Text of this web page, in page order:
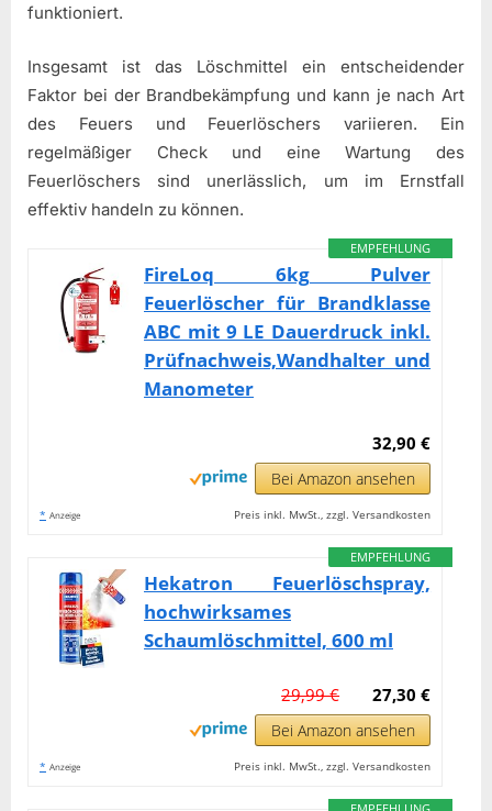
funktioniert.
Insgesamt ist das Löschmittel ein entscheidender
Faktor bei der Brandbekämpfung und kann je nach Art
des Feuers und Feuerlöschers variieren. Ein
regelmäßiger Check und eine Wartung des
Feuerlöschers sind unerlässlich, um im Ernstfall
effektiv handeln zu können.
EMPFEHLUNG
FireLoq 6kg Pulver
Feuerlöscher für Brandklasse
ABC mit 9 LE Dauerdruck inkl.
Prüfnachweis,Wandhalter und
Manometer
32,90 €
Bei Amazon ansehen
* Anzeige Preis inkl. MwSt., zzgl. Versandkosten
EMPFEHLUNG
Hekatron Feuerlöschspray,
hochwirksames
Schaumlöschmittel, 600 ml
27,30 €
29,99 €
Bei Amazon ansehen
* Anzeige Preis inkl. MwSt., zzgl. Versandkosten